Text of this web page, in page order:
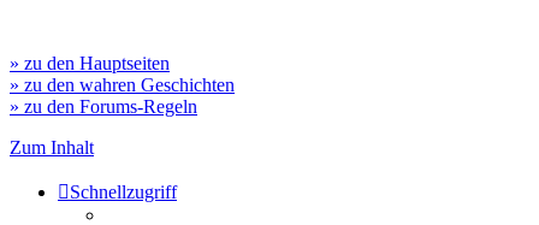
» zu den Hauptseiten
» zu den wahren Geschichten
» zu den Forums-Regeln
Zum Inhalt
Schnellzugriff